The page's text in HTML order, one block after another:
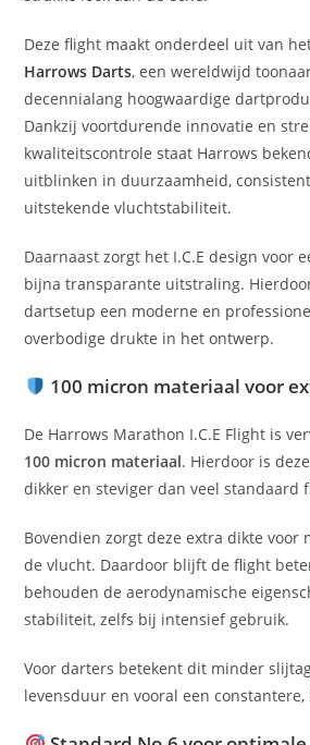
Deze flight maakt onderdeel uit van
Harrows Darts, een wereldwijd
decennialang hoogwaardige
Dankzij voortdurende innovatie en
kwaliteitscontrole staat Harrows
uitblinken in duurzaamheid,
uitstekende vluchtstabiliteit.
Daarnaast zorgt het I.C.E design voor
bijna transparante uitstraling.
dartsetup een moderne en
overbodige drukte in het ontwerp.
100 micron materiaal voor
De Harrows Marathon I.C.E Flight is
100 micron materiaal. Hierdoor is
dikker en steviger dan veel standaard
Bovendien zorgt deze extra dikte
de vlucht. Daardoor blijft de flight
behouden de aerodynamische
stabiliteit, zelfs bij intensief gebruik.
Voor darters betekent dit minder
levensduur en vooral een